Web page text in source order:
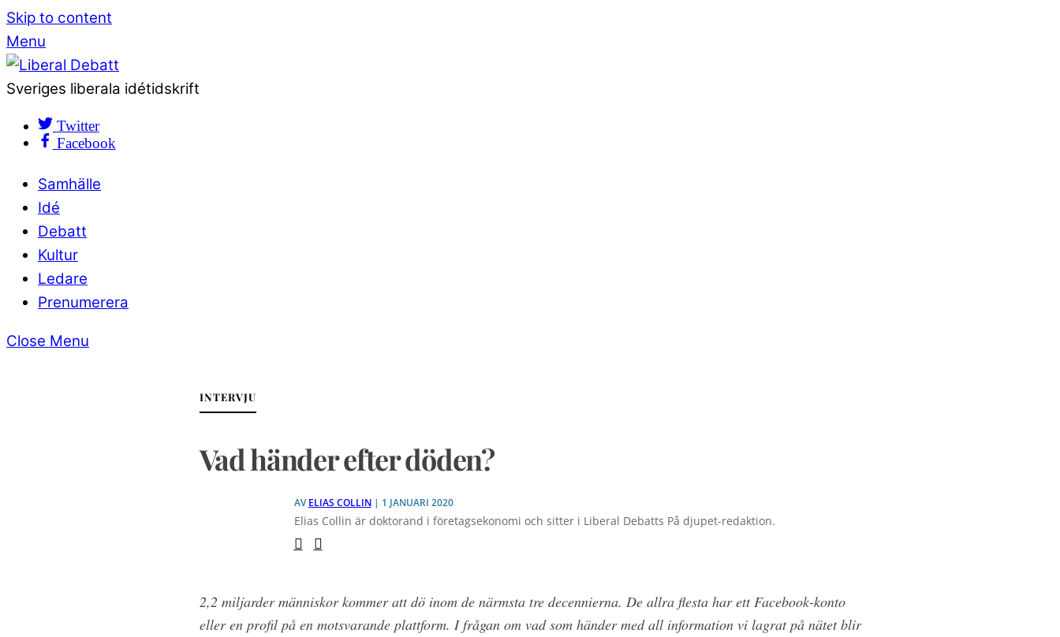
Skip to content
Menu
Sveriges liberala idétidskrift
Twitter
Facebook
Samhälle
Idé
Debatt
Kultur
Ledare
Prenumerera
Close Menu
INTERVJU
Vad händer efter döden?
AVELIAS COLLIN| 1 JANUARI 2020
Elias Collin är doktorand i företagsekonomi och sitter i Liberal Debatts På djupet-redaktion.
2,2 miljarder människor kommer att dö inom de närmsta tre decennierna. De allra flesta har ett Facebook-konto
eller en profil på en motsvarande plattform. I frågan om vad som händer med all information vi lagrat på nätet blir